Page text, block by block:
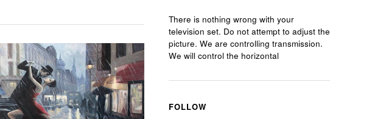
There is nothing wrong with your
television set. Do not attempt to adjust the
picture. We are controlling transmission.
We will control the horizontal
FOLLOW